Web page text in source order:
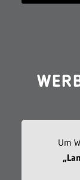
Um